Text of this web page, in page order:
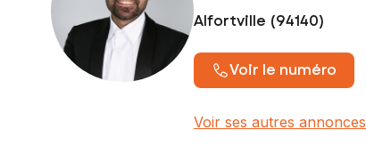
Alfortville (94140)
Voir le numéro
Voir ses autres annonces